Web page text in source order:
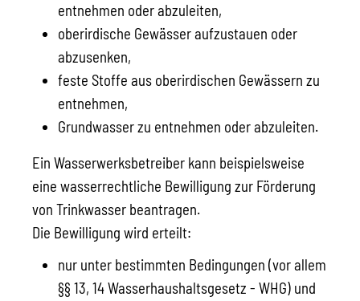
entnehmen oder abzuleiten,
oberirdische Gewässer aufzustauen oder
abzusenken,
feste Stoffe aus oberirdischen Gewässern zu
entnehmen,
Grundwasser zu entnehmen oder abzuleiten.
Ein Wasserwerksbetreiber kann beispielsweise
eine wasserrechtliche Bewilligung zur Förderung
von Trinkwasser beantragen.
Die Bewilligung wird erteilt:
nur unter bestimmten Bedingungen (vor allem
§§ 13, 14 Wasserhaushaltsgesetz - WHG) und